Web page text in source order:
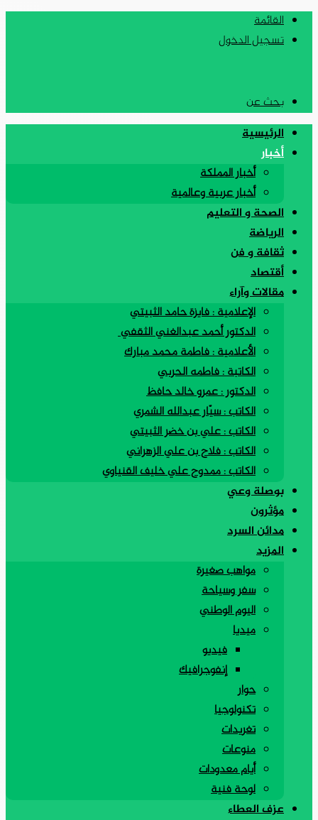
القائمة
تسجيل الدخول
بحث عن
الرئيسية
أخبار
أخبار المملكة
أخبار عربية وعالمية
الصحة و التعليم
الرياضة
ثقافة و فن
أقتصاد
مقالات وآراء
الإعلامية : فايزة حامد الثبيتي
الدكتور أحمد عبدالغني الثقفي
الأعلامية : فاطمة محمد مبارك
الكاتبة : فاطمه الحربي
الدكتور : عمرو خالد حافظ
الكاتب : سيّار عبدالله الشمري
الكاتب : علي بن خضر الثبيتي
الكاتب : فلاح بن علي الزهراني
الكاتب : ممدوح علي خليف القنياوي
بوصلة وعي
مؤثرون
مدائن السرد
المزيد
مواهب صغيرة
سفر وسياحة
اليوم الوطني
ميديا
فيديو
إنفوجرافيك
حوار
تكنولوجيا
تغريدات
منوعات
أيام معدودات
لوحة فنية
عزف العطاء